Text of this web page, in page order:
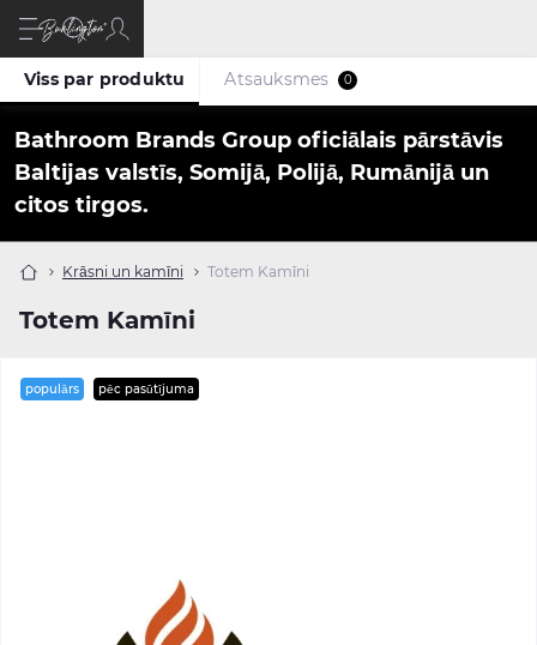
Bathroom Brands Group oficiālais pārstāvis
Baltijas valstīs, Somijā, Polijā, Rumānijā un
citos tirgos.
Krāsni un kamīni Totem Kamīni
Totem Kamīni
Viss par produktu Atsauksmes 0
populārs pēc pasūtījuma